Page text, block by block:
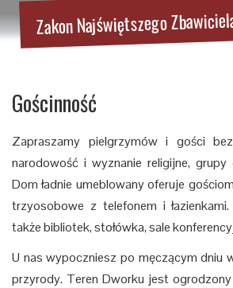
Zakon Najświętszego
Gościnność
Zapraszamy pielgrzymów i gości
narodowość i wyznanie religijne, grupy
Dom ładnie umeblowany oferuje
trzyosobowe z telefonem i
także bibliotek, stołówka, sale
U nas wypoczniesz po męczącym dniu
przyrody. Teren Dworku jest ogrodzony